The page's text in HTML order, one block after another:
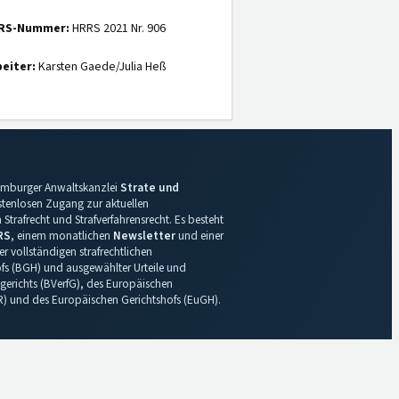
Nummer: HRRS 2021 Nr. 906
Karsten Gaede/Julia Heß
Anwaltskanzlei Strate und
Zugang zur aktuellen
und Strafverfahrensrecht. Es besteht
, einem monatlichen Newsletterund einer
vollständigen strafrechtlichen
(BGH) und ausgewählter Urteile und
(BVerfG), des Europäischen
und des Europäischen Gerichtshofs (EuGH).